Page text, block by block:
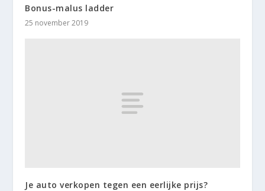
Bonus-malus ladder
25 november 2019
Je auto verkopen tegen een eerlijke prijs?